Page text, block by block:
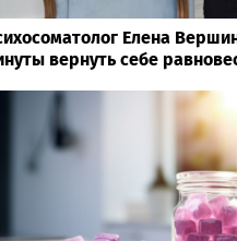
Елена
вернуть себе